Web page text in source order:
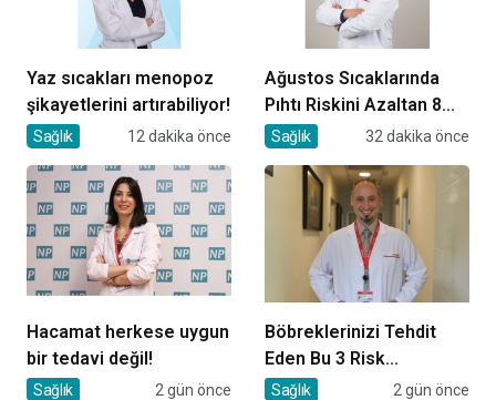
Yaz sıcakları menopoz
şikayetlerini artırabiliyor!
Sağlık 12 dakika önce
Ağustos Sıcaklarında
Pıhtı Riskini Azaltan 8
Öneri
Sağlık 32 dakika önce
Hacamat herkese uygun
bir tedavi değil!
Sağlık 2 gün önce
Böbreklerinizi Tehdit
Eden Bu 3 Risk
Faktörüne Dikkat!
Sağlık 2 gün önce